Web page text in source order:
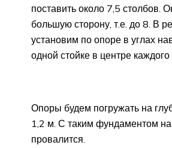
поставить около 7,5 столбов.
большую сторону, т.е. до 8. В
установим по опоре в углах
одной стойке в центре каждого
Опоры будем погружать на
1,2 м. С таким фундаментом
провалится.